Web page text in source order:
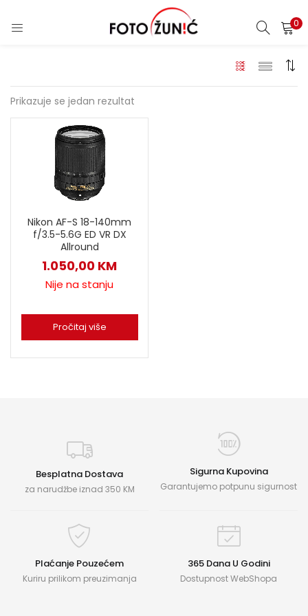
0
Prikazuje se jedan rezultat
Nikon AF-S 18-140mm
f/3.5-5.6G ED VR DX
Allround
1.050,00 KM
Nije na stanju
Pročitaj više
Besplatna Dostava
za narudžbe iznad 350 KM
Sigurna Kupovina
Garantujemo potpunu sigurnost
Plaćanje Pouzećem
Kuriru prilikom preuzimanja
365 Dana U Godini
Dostupnost WebShopa